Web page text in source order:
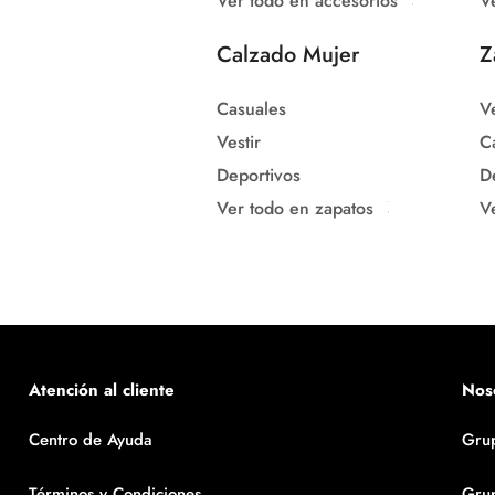
Calzado Mujer
Casuales
Vestir
Deportivos
Ver todo en zapatos
Atención al cliente
Centro de Ayuda